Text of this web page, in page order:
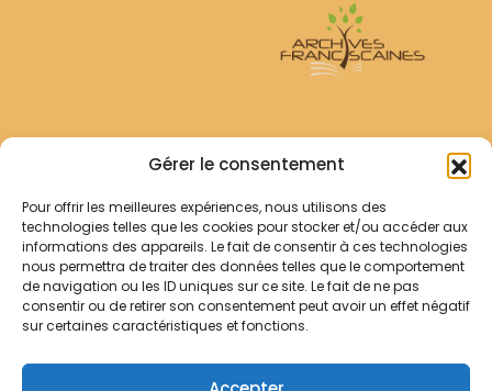
Gérer le consentement
Pour offrir les meilleures expériences, nous utilisons des
technologies telles que les cookies pour stocker et/ou accéder aux
informations des appareils. Le fait de consentir à ces technologies
nous permettra de traiter des données telles que le comportement
de navigation ou les ID uniques sur ce site. Le fait de ne pas
consentir ou de retirer son consentement peut avoir un effet négatif
sur certaines caractéristiques et fonctions.
Archives Franciscaines
RECHERCHER
Comment chercher ?
Les archives
Notre démarche
Contact